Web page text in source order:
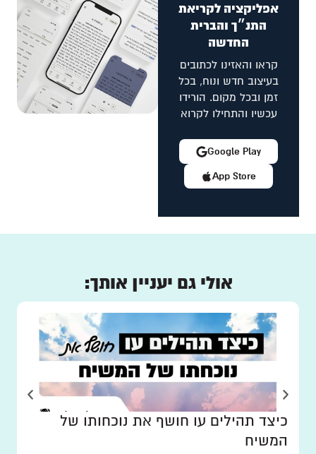
אפליקציה לקריאת
התנ״ך והברית
החדשה
קראו והאזינו לכתובים
בעיצוב חדש ונוח, בכל
זמן ובכל מקום. הורידו
עכשיו והתחילו לקרוא
App Store
Google Play
אולי גם יעניין אותך:
כיצד תהילים עו חושף את נוכחותו של
המשיח